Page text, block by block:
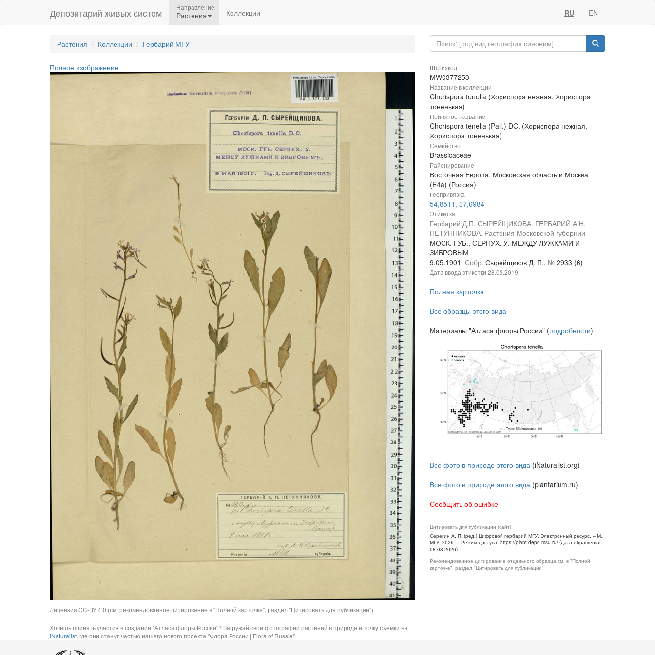
Депозитарий живых систем Направление
Растения Коллекции RU EN
Растения Коллекции Гербарий МГУ
Полное изображение
Лицензия CC-BY 4.0 (см. рекомендованное цитирование в "Полной карточке", раздел "Цитировать для публикации")
Хочешь принять участие в создании "Атласа флоры России"? Загружай свои фотографии растений в природе и точку съемки на
iNaturalist, где они станут частью нашего нового проекта "Флора России | Flora of Russia".
Штрихкод
MW0377253
Название в коллекции
Chorispora tenella (Хориспора нежная, Хориспора
тоненькая)
Принятое название
Chorispora tenella (Pall.) DC. (Хориспора нежная,
Хориспора тоненькая)
Семейство
Brassicaceae
Районирование
Восточная Европа, Московская область и Москва
(E4a) (Россия)
Геопривязка
54,8511, 37,6984
Этикетка
Гербарий Д.П. СЫРЕЙЩИКОВА. ГЕРБАРИЙ А.Н.
ПЕТУННИКОВА. Растения Московской губернии
МОСК. ГУБ., СЕРПУХ. У. МЕЖДУ ЛУЖКАМИ И
ЗИБРОВЫМ
9.05.1901. Собр. Сырейщиков Д. П., № 2933 (6)
Дата ввода этикетки 28.03.2019
Полная карточка
Все образцы этого вида
Материалы "Атласа флоры России" (подробности)
Все фото в природе этого вида (iNaturalist.org)
Все фото в природе этого вида (plantarium.ru)
Сообщить об ошибке
Цитировать для публикации (сайт)
Серегин А. П. (ред.) Цифровой гербарий МГУ: Электронный ресурс. – М.:
МГУ, 2026. – Режим доступа: https://plant.depo.msu.ru/ (дата обращения
08.08.2026)
Рекомендованное цитирование отдельного образца см. в "Полной
карточке", раздел "Цитировать для публикации"